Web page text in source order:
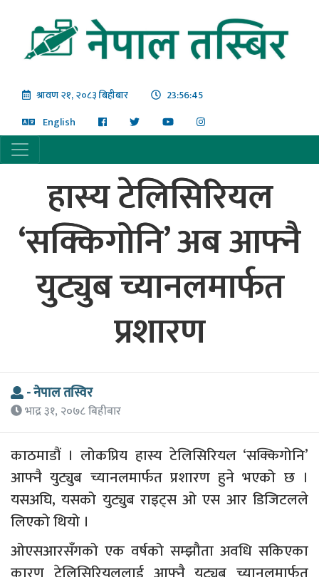
श्रावण २१, २०८३ बिहीबार
23:56:45
English
हास्य टेलिसिरियल
‘सक्किगोनि’ अब आफ्नै
युट्युब च्यानलमार्फत
प्रशारण
- नेपाल तस्विर
भाद्र ३१, २०७८ बिहीबार
काठमाडौं । लोकप्रिय हास्य टेलिसिरियल ‘सक्किगोनि’
आफ्नै युट्युब च्यानलमार्फत प्रशारण हुने भएको छ ।
यसअघि, यसको युट्युब राइट्स ओ एस आर डिजिटलले
लिएको थियो ।
ओएसआरसँगको एक वर्षको सम्झौता अवधि सकिएका